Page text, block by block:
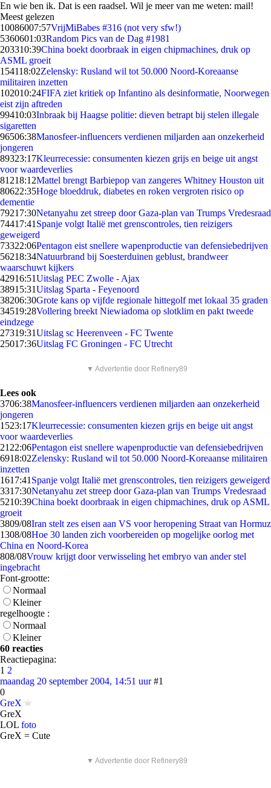
En wie ben ik. Dat is een raadsel. Wil je meer van me weten: mail!
Meest gelezen
10086007:57VrijMiBabes #316 (not very sfw!)
5360601:03Random Pics van de Dag #1981
203310:39China boekt doorbraak in eigen chipmachines, druk op
ASML groeit
154118:02Zelensky: Rusland wil tot 50.000 Noord-Koreaanse
militairen inzetten
102010:24FIFA ziet kritiek op Infantino als desinformatie, Noorwegen
eist zijn aftreden
99410:03Inbraak bij Haagse politie: dieven betrapt bij stelen illegale
sigaretten
96506:38Manosfeer-influencers verdienen miljarden aan onzekerheid
jongeren
89323:17Kleurrecessie: consumenten kiezen grijs en beige uit angst
voor waardeverlies
81218:12Mattel brengt Barbiepop van zangeres Whitney Houston uit
80622:35Hoge bloeddruk, diabetes en roken vergroten risico op
dementie
79217:30Netanyahu zet streep door Gaza-plan van Trumps Vredesraad
74417:41 Spanje volgt Italië met grenscontroles, tien reizigers
geweigerd
73322:06Pentagon eist snellere wapenproductie van defensiebedrijven
56218:34Natuurbrand bij Soesterduinen geblust, brandweer
waarschuwt kijkers
42916:51Uitslag PEC Zwolle - Ajax
38915:31Uitslag Sparta - Feyenoord
38206:30Grote kans op vijfde regionale hittegolf met lokaal 35 graden
34519:28Vollering breekt Niewiadoma op slotklim en pakt tweede
eindzege
27319:31Uitslag sc Heerenveen - FC Twente
25017:36Uitslag FC Groningen - FC Utrecht
▼ Advertentie door Refinery89
Lees ook
3706:38Manosfeer-influencers verdienen miljarden aan onzekerheid
jongeren
1523:17Kleurrecessie: consumenten kiezen grijs en beige uit angst
voor waardeverlies
21 22:06Pentagon eist snellere wapenproductie van defensiebedrijven
6918:02Zelensky: Rusland wil tot 50.000 Noord-Koreaanse militairen
inzetten
1617:41 Spanje volgt Italië met grenscontroles, tien reizigers geweigerd
3317:30Netanyahu zet streep door Gaza-plan van Trumps Vredesraad
5210:39China boekt doorbraak in eigen chipmachines, druk op ASML
groeit
3809/08Iran stelt zes eisen aan VS voor heropening Straat van Hormuz
1308/08Hoe 30 landen zich voorbereiden op mogelijke oorlog met
China en Noord-Korea
808/08Vrouw krijgt door verwisseling het embryo van ander stel
ingebracht
Font-grootte:
Normaal
Kleiner
regelhoogte :
Normaal
Kleiner
60 reacties
Reactiepagina:
1 2
maandag 20 september 2004, 14:51 uur #1
0
GreX
GreX
LOL foto
GreX = Cute
▼ Advertentie door Refinery89